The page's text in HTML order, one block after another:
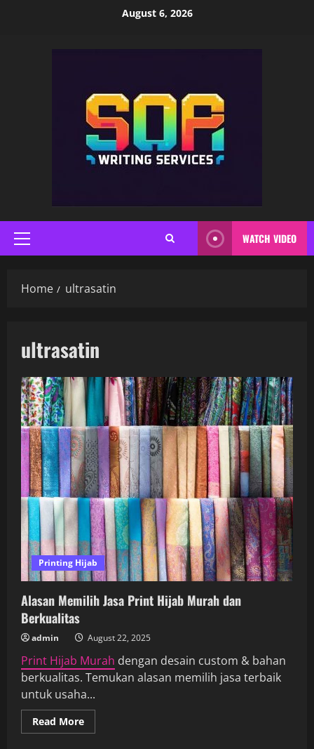
August 6, 2026
Primary
Menu
WATCH VIDEO
Home ultrasatin
ultrasatin
Printing Hijab
Alasan Memilih Jasa Print Hijab Murah dan
Berkualitas
admin August 22, 2025
Print Hijab Murah dengan desain custom & bahan
berkualitas. Temukan alasan memilih jasa terbaik
untuk usaha...
Read MoreRead
more